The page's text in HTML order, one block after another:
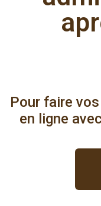
Pour faire
en ligne